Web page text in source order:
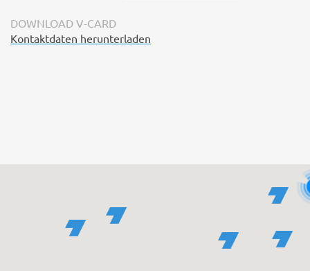
DOWNLOAD V-CARD
Kontaktdaten herunterladen